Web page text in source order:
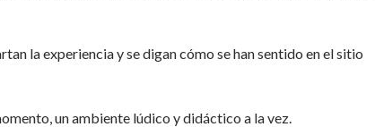
la experiencia y se digan cómo se han sentido en el sitio
un ambiente lúdico y didáctico a la vez.